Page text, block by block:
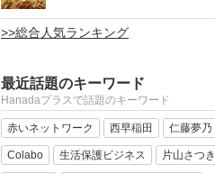
>>総合人気ランキング
最近話題のキーワード
Hanadaプラスで話題のキーワード
赤いネットワーク 西早稲田 仁藤夢乃
Colabo 生活保護ビジネス 片山さつき